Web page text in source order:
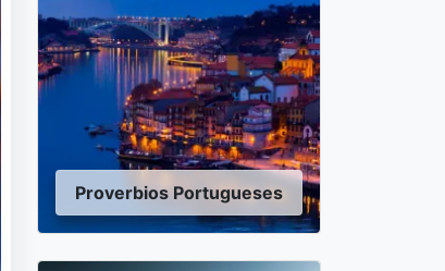
Proverbios Portugueses